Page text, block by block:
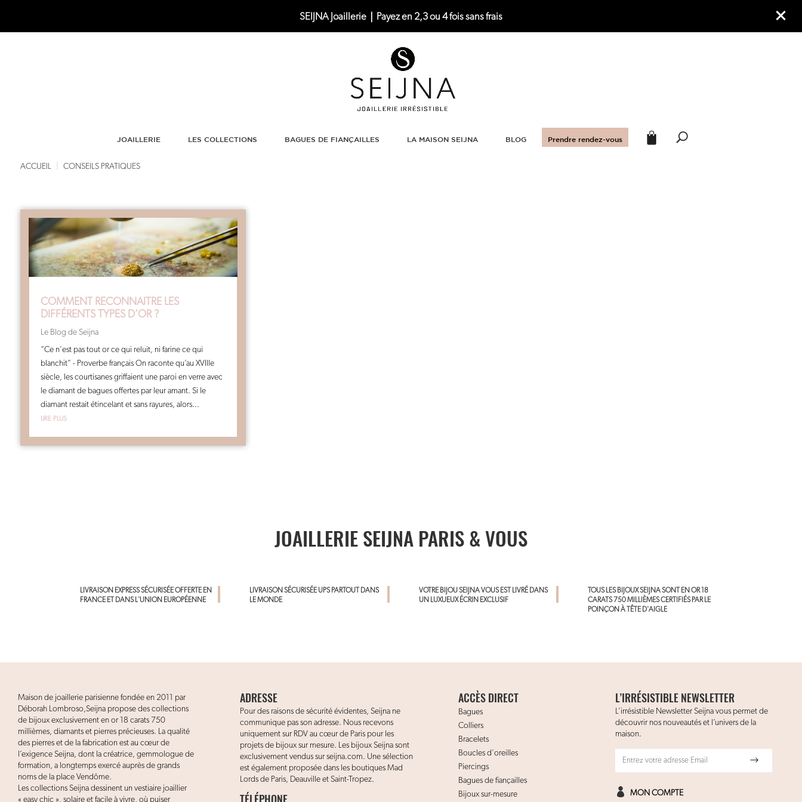
SEIJNA Joaillerie｜Payez en 2,3 ou 4 fois sans frais
JOAILLERIE LES COLLECTIONS BAGUES DE FIANÇAILLES LA MAISON SEIJNA BLOG Prendre rendez-vous
ACCUEIL CONSEILS PRATIQUES
COMMENT RECONNAITRE LES
DIFFÉRENTS TYPES D’OR ?
Le Blog de Seijna
“Ce n'est pas tout or ce qui reluit, ni farine ce qui
blanchit” - Proverbe français On raconte qu’au XVIIIe
siècle, les courtisanes griffaient une paroi en verre avec
le diamant de bagues offertes par leur amant. Si le
diamant restait étincelant et sans rayures, alors...
lire plus
JOAILLERIE SEIJNA PARIS & VOUS
LIVRAISON EXPRESS SÉCURISÉE OFFERTE EN
FRANCE ET DANS L'UNION EUROPÉENNE
LIVRAISON SÉCURISÉE UPS PARTOUT DANS
LE MONDE
VOTRE BIJOU SEIJNA VOUS EST LIVRÉ DANS
UN LUXUEUX ÉCRIN EXCLUSIF
TOUS LES BIJOUX SEIJNA SONT EN OR 18
CARATS 750 MILLIÈMES CERTIFIÉS PAR LE
POINÇON À TÊTE D'AIGLE
Maison de joaillerie parisienne fondée en 2011 par
Déborah Lombroso,Seijna propose des collections
de bijoux exclusivement en or 18 carats 750
millièmes, diamants et pierres précieuses. La qualité
des pierres et de la fabrication est au cœur de
l’exigence Seijna, dont la créatrice, gemmologue de
formation, a longtemps exercé auprès de grands
noms de la place Vendôme.
Les collections Seijna dessinent un vestiaire joaillier
« easy chic », solaire et facile à vivre, où puiser
ADRESSE
Pour des raisons de sécurité évidentes, Seijna ne
communique pas son adresse. Nous recevons
uniquement sur RDV au cœur de Paris pour les
projets de bijoux sur mesure. Les bijoux Seijna sont
exclusivement vendus sur seijna.com. Une sélection
est également proposée dans les boutiques Mad
Lords de Paris, Deauville et Saint-Tropez.
ACCÈS DIRECT
Bagues
Colliers
Bracelets
Boucles d’oreilles
Piercings
Bagues de fiançailles
Bijoux sur-mesure
L’IRRÉSISTIBLE NEWSLETTER
L’irrésistible Newsletter Seijna vous permet de
découvrir nos nouveautés et l’univers de la
maison.
MON COMPTE